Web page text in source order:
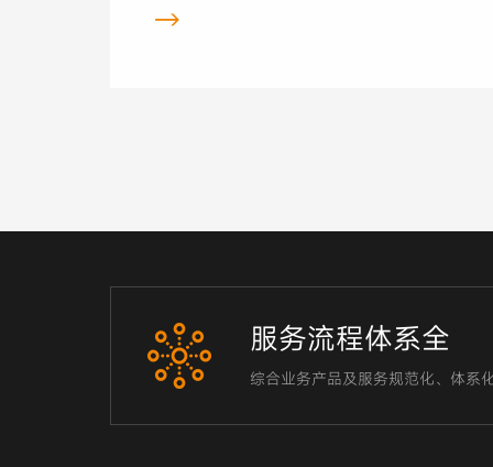
→
服务流程体系全
综合业务产品及服务规范化、体系